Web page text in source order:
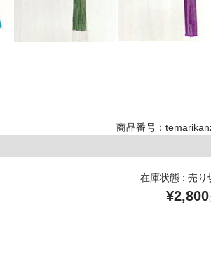
商品番号：
在庫状態 : 売り
¥2,800